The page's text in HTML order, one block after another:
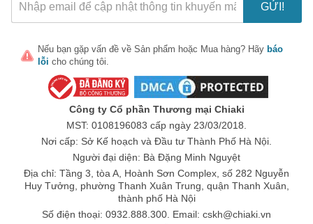
GỬI!
Nếu bạn gặp vấn đề về Sản phẩm hoặc Mua hàng? Hãy báo
lỗi cho chúng tôi.
Công ty Cổ phần Thương mại Chiaki
MST: 0108196083 cấp ngày 23/03/2018.
Nơi cấp: Sở Kế hoạch và Đầu tư Thành Phố Hà Nội.
Người đại diện: Bà Đặng Minh Nguyệt
Địa chỉ: Tầng 3, tòa A, Hoành Sơn Complex, số 282 Nguyễn
Huy Tưởng, phường Thanh Xuân Trung, quận Thanh Xuân,
thành phố Hà Nội
Số điện thoại: 0932.888.300. Email: cskh@chiaki.vn